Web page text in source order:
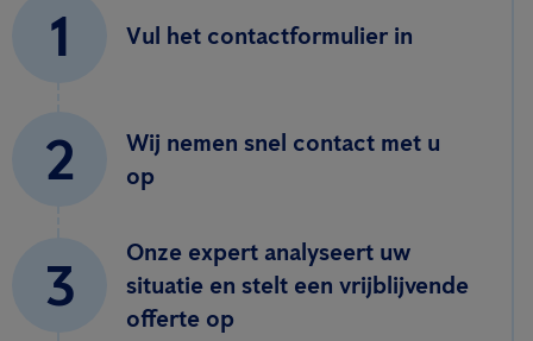
1 Vul het contactformulier in
2
Wij nemen snel contact met u
op
3
Onze expert analyseert uw
situatie en stelt een vrijblijvende
offerte op